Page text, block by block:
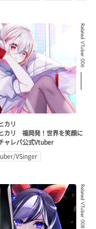
Related VTuber 006
カリ
カリ 福岡発！世界を笑顔に
ャレパ公式Vtuber
VSinger
Related VTuber 008